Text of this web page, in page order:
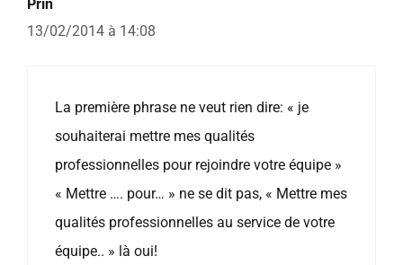
Prin
13/02/2014 à 14:08
La première phrase ne veut rien dire: « je
souhaiterai mettre mes qualités
professionnelles pour rejoindre votre équipe »
« Mettre …. pour… » ne se dit pas, « Mettre mes
qualités professionnelles au service de votre
équipe.. » là oui!